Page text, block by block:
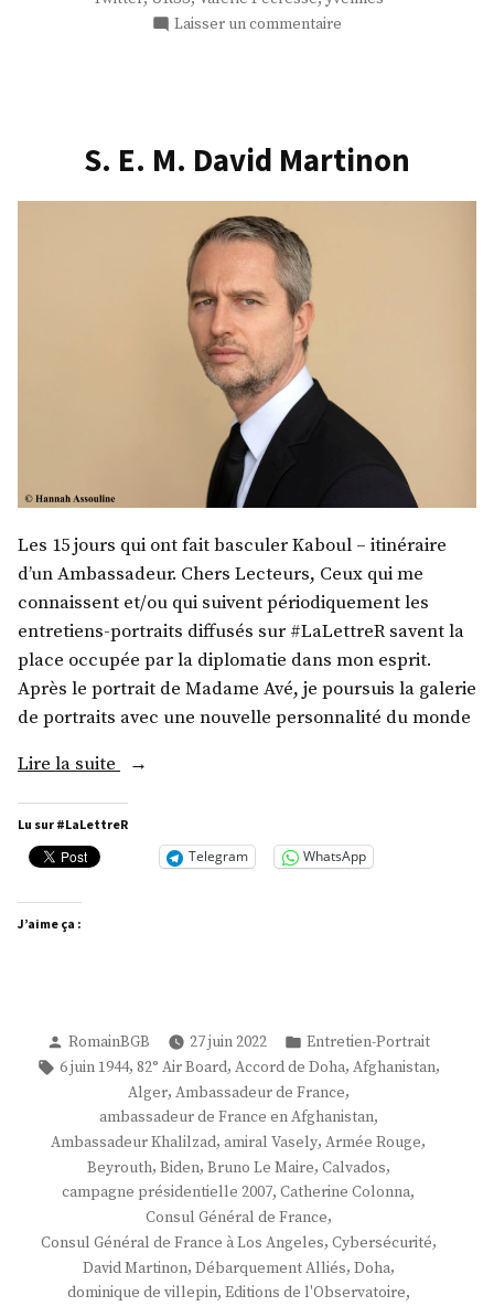
Laisser un commentaire
S. E. M. David Martinon
Les 15 jours qui ont fait basculer Kaboul – itinéraire
d’un Ambassadeur. Chers Lecteurs, Ceux qui me
connaissent et/ou qui suivent périodiquement les
entretiens-portraits diffusés sur #LaLettreR savent la
place occupée par la diplomatie dans mon esprit.
Après le portrait de Madame Avé, je poursuis la galerie
de portraits avec une nouvelle personnalité du monde
Lire la suite
« S.
M.
David
Lu sur #LaLettreR
Telegram WhatsApp
J’aime ça :
Publié
par
RomainBGB 27 juin 2022
Publié
dans
Entretien-Portrait
Étiquettes :
6 juin 1944, 82° Air Board, Accord de Doha, Afghanistan,
Alger, Ambassadeur de France,
ambassadeur de France en Afghanistan,
Ambassadeur Khalilzad, amiral Vasely, Armée Rouge,
Beyrouth, Biden, Bruno Le Maire, Calvados,
campagne présidentielle 2007, Catherine Colonna,
Consul Général de France,
Consul Général de France à Los Angeles, Cybersécurité,
David Martinon, Débarquement Alliés, Doha,
dominique de villepin, Editions de l'Observatoire,